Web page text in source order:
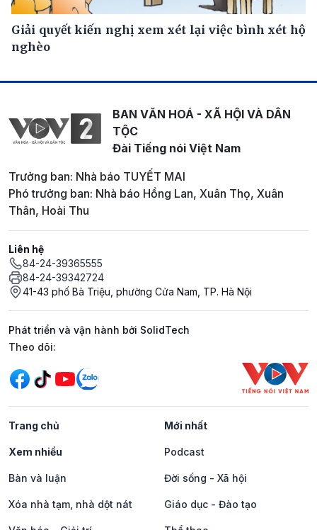
Giải quyết kiến nghị xem xét lại việc bình xét hộ
nghèo
BAN VĂN HOÁ - XÃ HỘI VÀ DÂN
TỘC
Đài Tiếng nói Việt Nam
Trưởng ban: Nhà báo TUYẾT MAI
Phó trưởng ban: Nhà báo Hồng Lan, Xuân Thọ, Xuân
Thân, Hoài Thu
Liên hệ
84-24-39365555
84-24-39342724
41-43 phố Bà Triệu, phường Cửa Nam, TP. Hà Nội
Phát triển và vận hành bởi SolidTech
Mạng xã hội
Theo dõi:
Trang chủ Mới nhất
Xem nhiều Podcast
Bàn và luận Đời sống - Xã hội
Xóa nhà tạm, nhà dột nát Giáo dục - Đào tạo